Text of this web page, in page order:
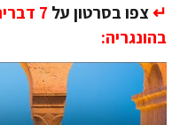
צפו בסרטון על 7 דברים